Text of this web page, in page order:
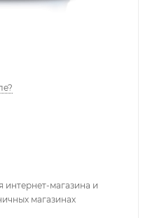
интернет-магазина и
магазинах